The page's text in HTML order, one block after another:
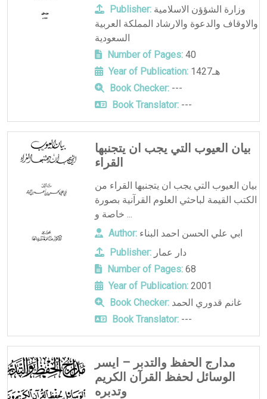
Publisher: وزارة الشؤؤن الاسلامية
والاوقاف والدعوة والارشاد المملكة العربية
السعودية
Number of Pages:40
Year of Publication:
1427هـ
Book Checker:---
Book Translator:---
بيان العيوب التي يجب ان يتجنبها
القراء
بيان العيوب التي يجب ان يتجنبها القراء من
الكتب القيمة لباحثي العلوم القرآنية بصورة
خاصة و ...
Author: ابي علي الحسن احمد البناء
Publisher: دار عمار
Number of Pages:68
Year of Publication:2001
Book Checker: غانم قدوري الحمد
Book Translator:---
مدارج الحفظ والتدبر – ايسر
الوسائل لحفظ القرآن الكريم
وتدبره